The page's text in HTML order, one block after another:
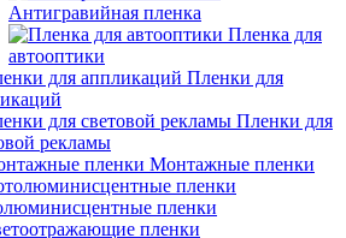
Антигравийная пленка
Пленка для
автооптики
Пленки для
Пленки для
рекламы
Монтажные пленки
пленки